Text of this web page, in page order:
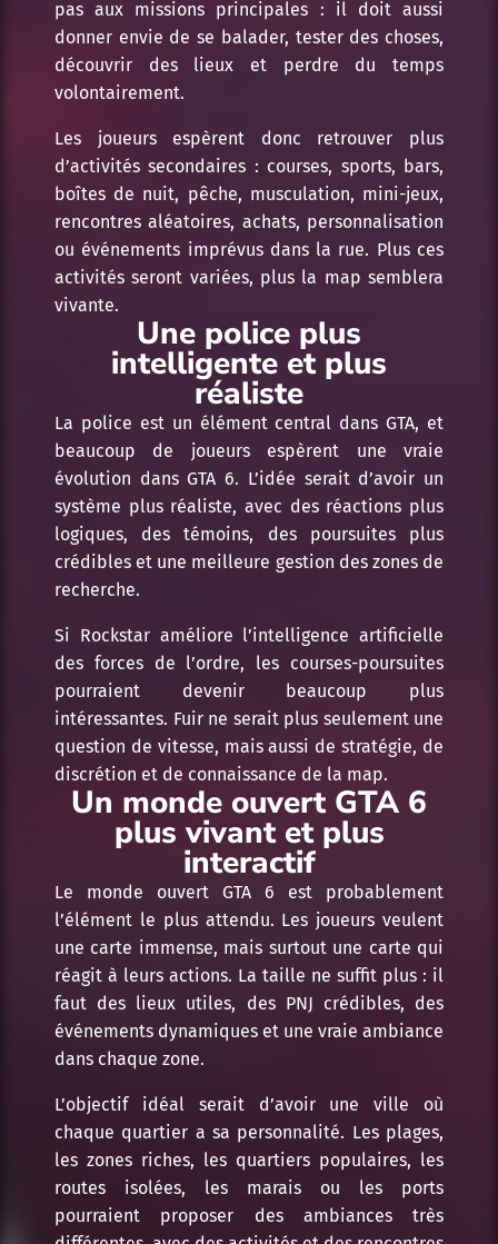
pas aux missions principales : il doit aussi
donner envie de se balader, tester des choses,
découvrir des lieux et perdre du temps
volontairement.
Les joueurs espèrent donc retrouver plus
d’activités secondaires : courses, sports, bars,
boîtes de nuit, pêche, musculation, mini-jeux,
rencontres aléatoires, achats, personnalisation
ou événements imprévus dans la rue. Plus ces
activités seront variées, plus la map semblera
vivante.
Une police plus
intelligente et plus
réaliste
La police est un élément central dans GTA, et
beaucoup de joueurs espèrent une vraie
évolution dans GTA 6. L’idée serait d’avoir un
système plus réaliste, avec des réactions plus
logiques, des témoins, des poursuites plus
crédibles et une meilleure gestion des zones de
recherche.
Si Rockstar améliore l’intelligence artificielle
des forces de l’ordre, les courses-poursuites
pourraient devenir beaucoup plus
intéressantes. Fuir ne serait plus seulement une
question de vitesse, mais aussi de stratégie, de
discrétion et de connaissance de la map.
Un monde ouvert GTA 6
plus vivant et plus
interactif
Le monde ouvert GTA 6 est probablement
l’élément le plus attendu. Les joueurs veulent
une carte immense, mais surtout une carte qui
réagit à leurs actions. La taille ne suffit plus : il
faut des lieux utiles, des PNJ crédibles, des
événements dynamiques et une vraie ambiance
dans chaque zone.
L’objectif idéal serait d’avoir une ville où
chaque quartier a sa personnalité. Les plages,
les zones riches, les quartiers populaires, les
routes isolées, les marais ou les ports
pourraient proposer des ambiances très